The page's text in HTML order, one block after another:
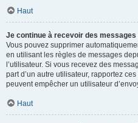
Haut
Je continue à recevoir des
Vous pouvez supprimer
en utilisant les règles de messages
l’utilisateur. Si vous recevez des
part d’un autre utilisateur, rapportez
peuvent empêcher un utilisateur
Haut